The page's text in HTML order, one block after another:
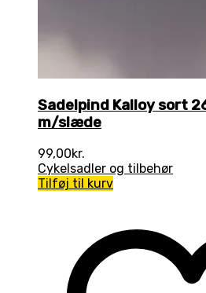
Sadelpind Kalloy sort
m/slæde
99,00kr.
Cykelsadler og tilbehør
Tilføj til kurv